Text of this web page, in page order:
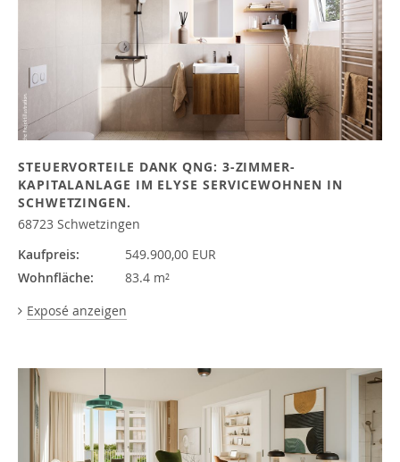
STEUERVORTEILE DANK QNG: 3-ZIMMER-
KAPITALANLAGE IM ELYSE SERVICEWOHNEN IN
SCHWETZINGEN.
68723 Schwetzingen
Kaufpreis:
549.900,00 EUR
Wohnfläche:
83.4 m²
Exposé anzeigen